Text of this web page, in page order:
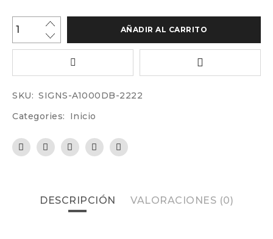
AÑADIR AL CARRITO
SKU: SIGNS-A1000DB-2222
Categories:
Inicio
DESCRIPCIÓN VALORACIONES (0)